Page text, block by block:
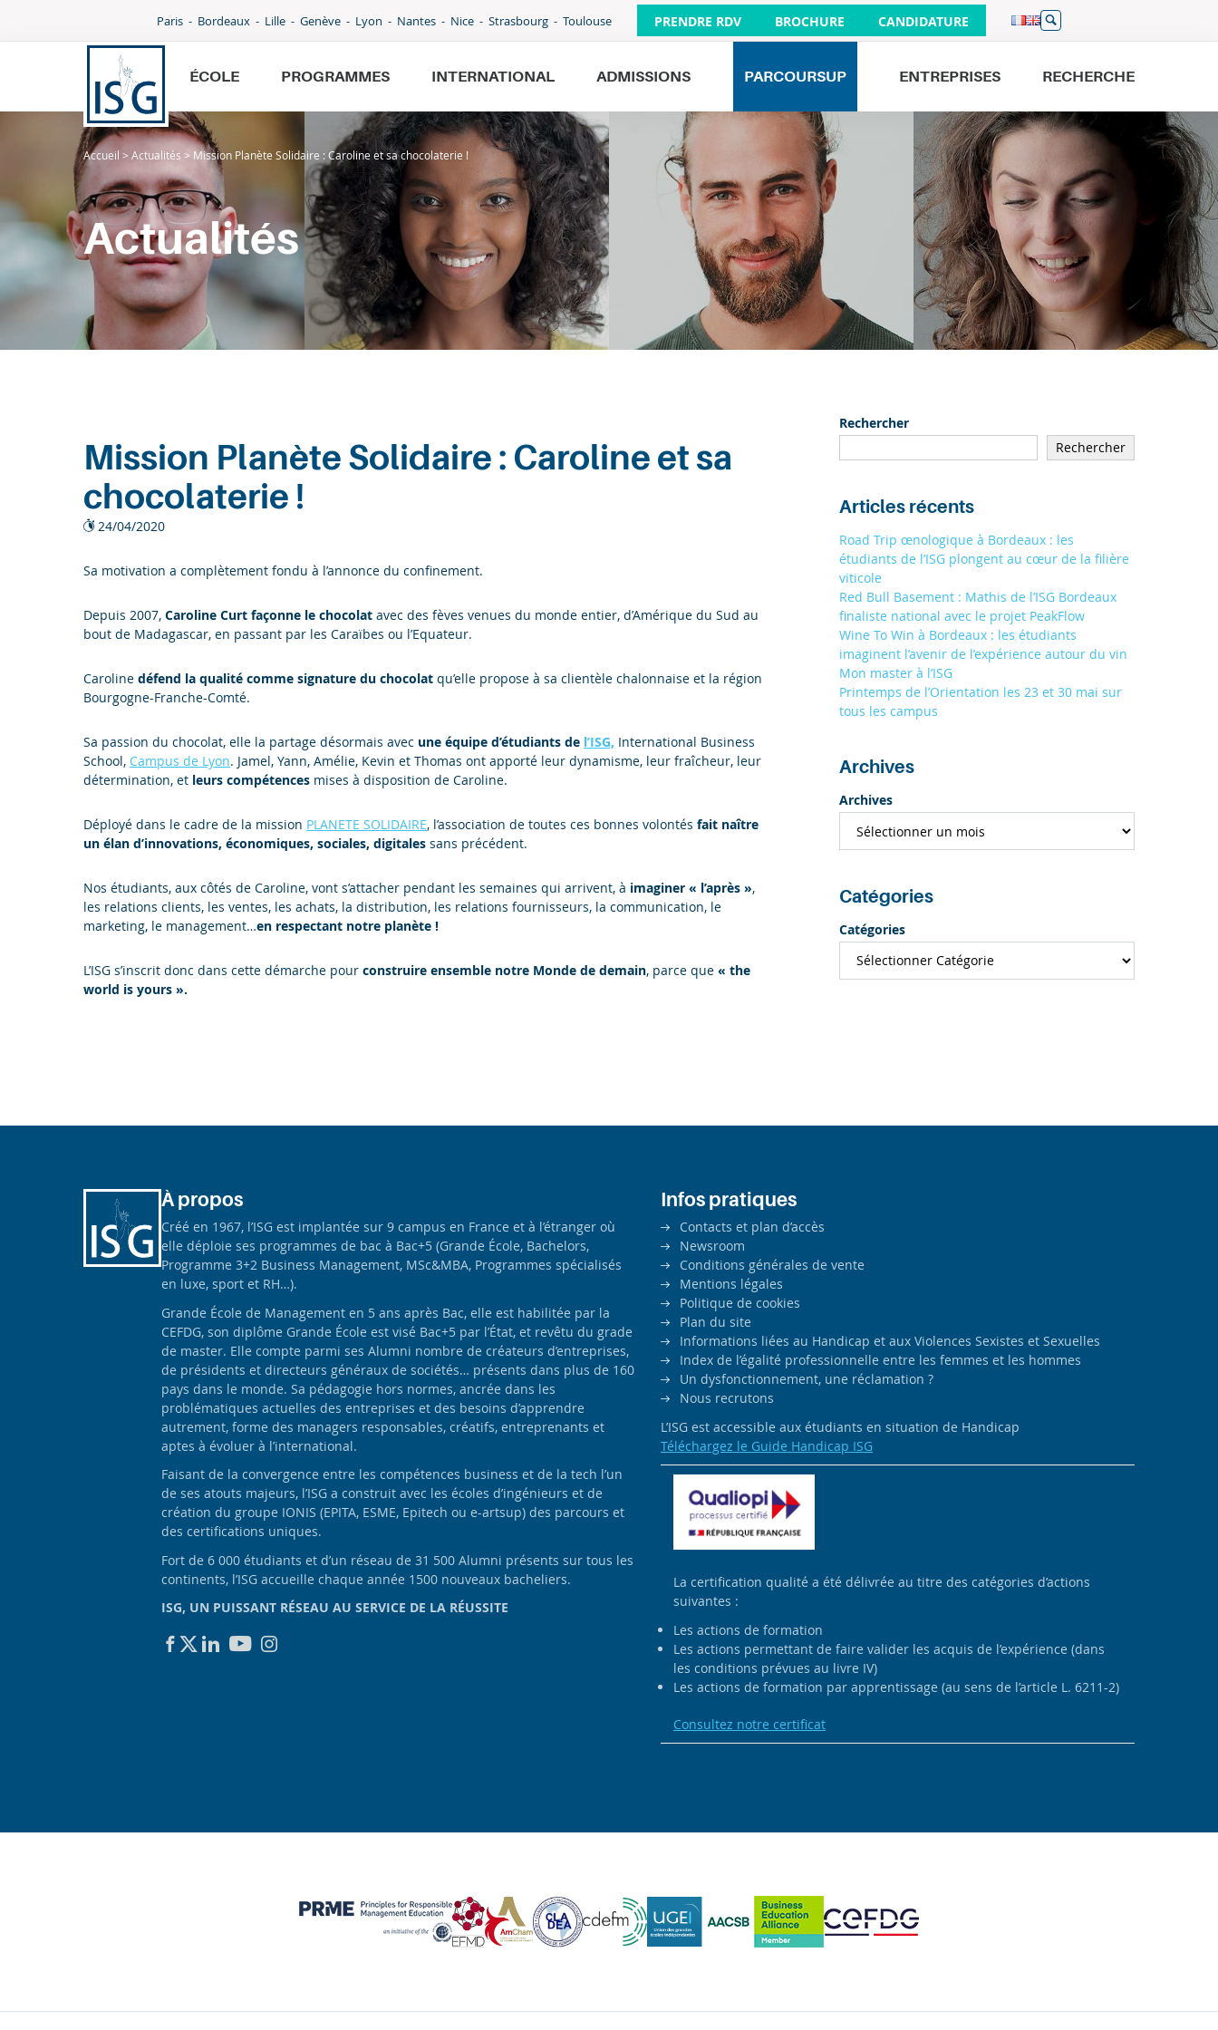
Paris Bordeaux Lille Genève Lyon Nantes Nice Strasbourg Toulouse PRENDRE RDV BROCHURE CANDIDATURE
ÉCOLE PROGRAMMES INTERNATIONAL ADMISSIONS PARCOURSUP ENTREPRISES RECHERCHE
École
Programmes
International
Admissions
Entreprises
Recherche
Venez nous rencontrer
JOURNÉES PORTES OUVERTES
26/09 À PARIS 9H - 16H
19/09 À BORDEAUX 9H - 16H
01/10 À LILLE 17H - 20H
À TOULOUSE 9H - 13H
Accueil > Actualités > Mission Planète Solidaire : Caroline et sa chocolaterie !
Actualités
Mission Planète Solidaire : Caroline et sa
chocolaterie !
24/04/2020
Sa motivation a complètement fondu à l’annonce du confinement.
Depuis 2007, Caroline Curt façonne le chocolat avec des fèves venues du monde entier, d’Amérique du Sud au
bout de Madagascar, en passant par les Caraïbes ou l’Equateur.
Caroline défend la qualité comme signature du chocolat qu’elle propose à sa clientèle chalonnaise et la région
Bourgogne-Franche-Comté.
Sa passion du chocolat, elle la partage désormais avec une équipe d’étudiants de l’ISG, International Business
School, Campus de Lyon. Jamel, Yann, Amélie, Kevin et Thomas ont apporté leur dynamisme, leur fraîcheur, leur
détermination, et leurs compétences mises à disposition de Caroline.
Déployé dans le cadre de la mission PLANETE SOLIDAIRE, l’association de toutes ces bonnes volontés fait naître
un élan d’innovations, économiques, sociales, digitales sans précédent.
Nos étudiants, aux côtés de Caroline, vont s’attacher pendant les semaines qui arrivent, à imaginer « l’après »,
les relations clients, les ventes, les achats, la distribution, les relations fournisseurs, la communication, le
marketing, le management…en respectant notre planète !
L’ISG s’inscrit donc dans cette démarche pour construire ensemble notre Monde de demain, parce que « the
world is yours ».
Rechercher
Rechercher
Articles récents
Road Trip œnologique à Bordeaux : les
étudiants de l’ISG plongent au cœur de la filière
viticole
Red Bull Basement : Mathis de l’ISG Bordeaux
finaliste national avec le projet PeakFlow
Wine To Win à Bordeaux : les étudiants
imaginent l’avenir de l’expérience autour du vin
Mon master à l’ISG
Printemps de l’Orientation les 23 et 30 mai sur
tous les campus
Archives
Archives
Catégories
Catégories
À propos
Créé en 1967, l’ISG est implantée sur 9 campus en France et à l’étranger où
elle déploie ses programmes de bac à Bac+5 (Grande École, Bachelors,
Programme 3+2 Business Management, MSc&MBA, Programmes spécialisés
en luxe, sport et RH…).
Grande École de Management en 5 ans après Bac, elle est habilitée par la
CEFDG, son diplôme Grande École est visé Bac+5 par l’État, et revêtu du grade
de master. Elle compte parmi ses Alumni nombre de créateurs d’entreprises,
de présidents et directeurs généraux de sociétés… présents dans plus de 160
pays dans le monde. Sa pédagogie hors normes, ancrée dans les
problématiques actuelles des entreprises et des besoins d’apprendre
autrement, forme des managers responsables, créatifs, entreprenants et
aptes à évoluer à l’international.
Faisant de la convergence entre les compétences business et de la tech l’un
de ses atouts majeurs, l’ISG a construit avec les écoles d’ingénieurs et de
création du groupe IONIS (EPITA, ESME, Epitech ou e-artsup) des parcours et
des certifications uniques.
Fort de 6 000 étudiants et d’un réseau de 31 500 Alumni présents sur tous les
continents, l’ISG accueille chaque année 1500 nouveaux bacheliers.
ISG, UN PUISSANT RÉSEAU AU SERVICE DE LA RÉUSSITE
Infos pratiques
Contacts et plan d’accès
Newsroom
Conditions générales de vente
Mentions légales
Politique de cookies
Plan du site
Informations liées au Handicap et aux Violences Sexistes et Sexuelles
Index de l’égalité professionnelle entre les femmes et les hommes
Un dysfonctionnement, une réclamation ?
Nous recrutons
L’ISG est accessible aux étudiants en situation de Handicap
Téléchargez le Guide Handicap ISG
La certification qualité a été délivrée au titre des catégories d’actions
suivantes :
Les actions de formation
Les actions permettant de faire valider les acquis de l’expérience (dans
les conditions prévues au livre IV)
Les actions de formation par apprentissage (au sens de l’article L. 6211-2)
Consultez notre certificat